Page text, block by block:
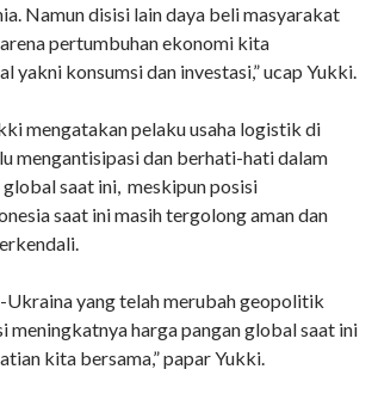
Namun disisi lain daya beli masyarakat
pertumbuhan ekonomi kita
yakni konsumsi dan investasi,” ucap Yukki.
mengatakan pelaku usaha logistik di
mengantisipasi dan berhati-hati dalam
saat ini, meskipun posisi
saat ini masih tergolong aman dan
Ukraina yang telah merubah geopolitik
meningkatnya harga pangan global saat ini
kita bersama,” papar Yukki.